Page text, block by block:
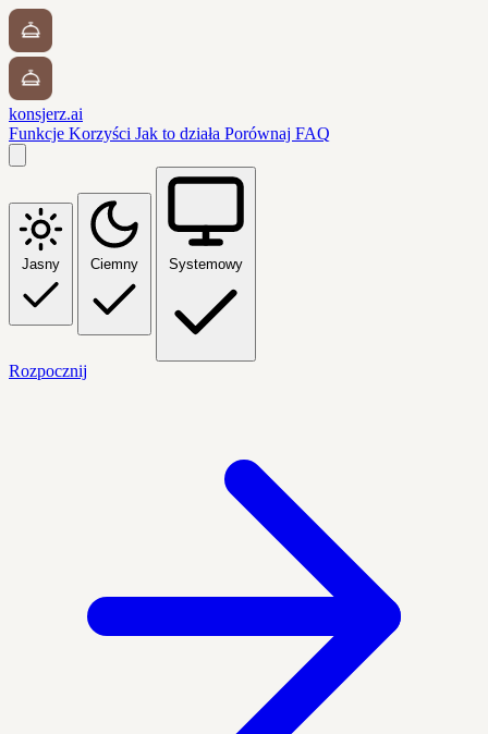
konsjerz.ai
Funkcje Korzyści Jak to działa Porównaj FAQ
Jasny Ciemny Systemowy
Rozpocznij